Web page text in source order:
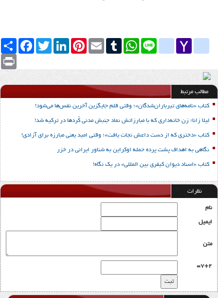
Facebook TwitterLinkedInPinterest Email TumblrWhatsApp Line
google_bookmarks
Yahoo
yahoo_messenger
Print
مطالب مرتبط
کتاب «نامه‌های تیرباران‌شدگان»؛ وقتی قلم جایگزین آخرین نفس‌ها می‌شود!
لیلا زانا؛ زن خانه‌داری که با مبارزاتش نماد جنبش مدنی کُردها در ترکیه شد!
کتاب «دختری که از دست داعش نجات یافت»؛ وقتی امید یعنی مبارزه برای آزادی!
نگاهی به اهداف پشت پرده حمله اوکراین به شناور ایرانی در خزر
کتاب «اسناد دیوان کیفری بین المللی» در یک نگاه!
نظرات
نام
ایمیل
متن
7+2=